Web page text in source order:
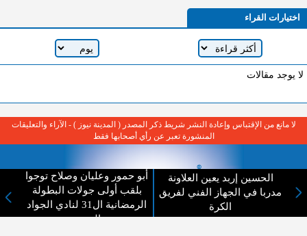
اختيارات القراء
لا يوجد مقالات
الحسين إربد يعين العلاونة
مدربا في الجهاز الفني لفريق
الكرة
أبو حمور وعليان وصلاح توجوا
بلقب أولى جولات البطولة
الرمضانية ال31 لنادي الجواد
العربي
لا مانع من الإقتباس وإعادة النشر شريط ذكر المصدر ( المدينة نيوز ) - الآراء والتعليقات
المنشورة تعبر عن رأي أصحابها فقط